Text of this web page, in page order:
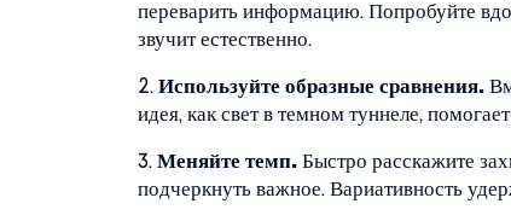
переварить информацию. Попробуйте
звучит естественно.
2. Используйте образные сравнения.
идея, как свет в темном туннеле,
3. Меняйте темп. Быстро расскажите
подчеркнуть важное. Вариативность